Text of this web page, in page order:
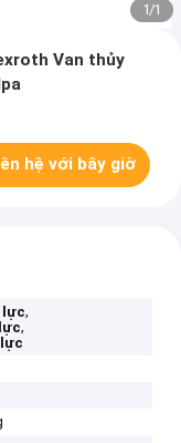
1/1
Van thủy
hệ với bây giờ
lực,
,